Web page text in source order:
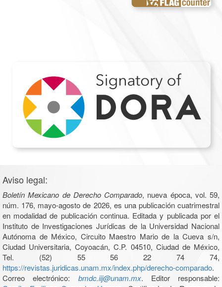
Aviso legal:
Boletín Mexicano de Derecho Comparado, nueva época, vol. 59,
núm. 176, mayo-agosto de 2026, es una publicación cuatrimestral
en modalidad de publicación continua. Editada y publicada por el
Instituto de Investigaciones Jurídicas de la Universidad Nacional
Autónoma de México, Circuito Maestro Mario de la Cueva s/n,
Ciudad Universitaria, Coyoacán, C.P. 04510, Ciudad de México,
Tel. (52) 55 56 22 74 74,
https://revistas.juridicas.unam.mx/index.php/derecho-comparado.
Correo electrónico: bmdc.iij@unam.mx. Editor responsable: